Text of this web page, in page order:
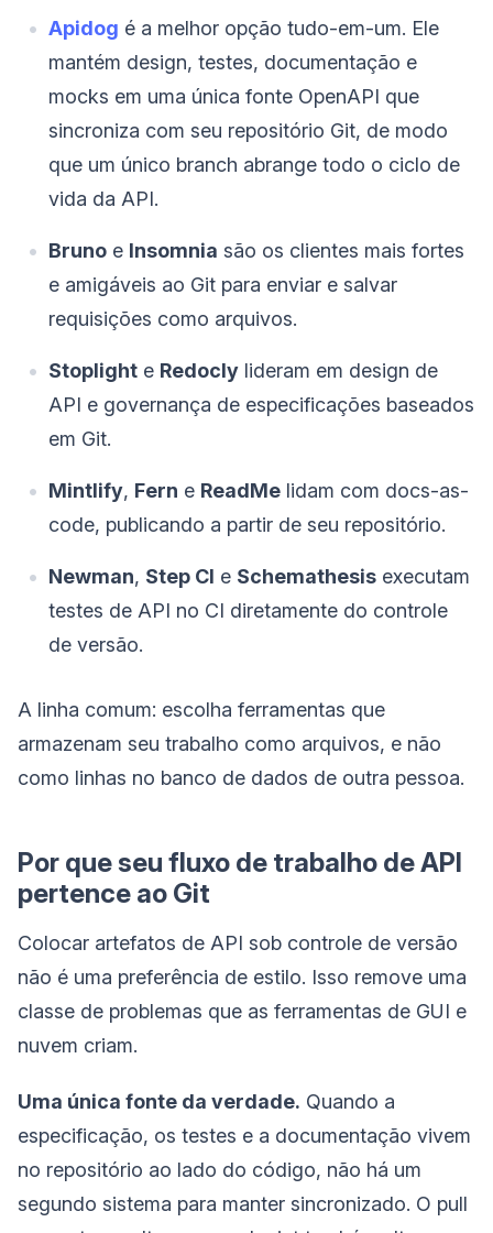
Apidog é a melhor opção tudo-em-um. Ele
mantém design, testes, documentação e
mocks em uma única fonte OpenAPI que
sincroniza com seu repositório Git, de modo
que um único branch abrange todo o ciclo de
vida da API.
Bruno e Insomnia são os clientes mais fortes
e amigáveis ao Git para enviar e salvar
requisições como arquivos.
Stoplight e Redocly lideram em design de
API e governança de especificações baseados
em Git.
Mintlify, Fern e ReadMe lidam com docs-as-
code, publicando a partir de seu repositório.
Newman, Step CI e Schemathesis executam
testes de API no CI diretamente do controle
de versão.
A linha comum: escolha ferramentas que
armazenam seu trabalho como arquivos, e não
como linhas no banco de dados de outra pessoa.
Por que seu fluxo de trabalho de API
pertence ao Git
Colocar artefatos de API sob controle de versão
não é uma preferência de estilo. Isso remove uma
classe de problemas que as ferramentas de GUI e
nuvem criam.
Uma única fonte da verdade. Quando a
especificação, os testes e a documentação vivem
no repositório ao lado do código, não há um
segundo sistema para manter sincronizado. O pull